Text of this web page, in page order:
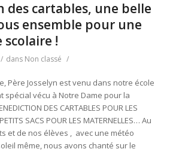
des cartables, une belle
ensemble pour une
scolaire !
/ dans Non classé /
Père Josselyn est venu dans notre école
spécial vécu à Notre Dame pour la
DES CARTABLES POUR LES
SACS POUR LES MATERNELLES… Au
et de nos élèves , avec une météo
même, nous avons chanté sur le